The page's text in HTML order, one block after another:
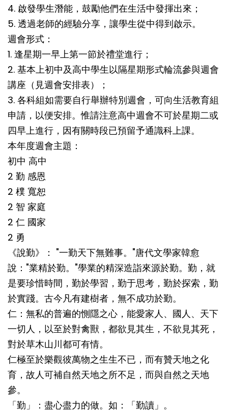
4. 啟發學生潛能，鼓勵他們在生活中發揮出來；
5. 透過老師的經驗分享，讓學生從中得到啟示。
週會形式：
1. 逢星期一早上第一節於禮堂進行；
2. 基本上初中及高中學生以隔星期形式輪流參與週會
講座（見週會安排表）；
3. 各科組如需要自行舉辦特別週會，可向生活教育組
申請，以便安排。惟請注意高中週會不可於星期二或
四早上進行，因有關時段已預留予通識科上課。
本年度週會主題：
初中 高中
2 勤 感恩
2 樸 寬恕
2 智 家庭
2 仁 國家
2 勇
《說勤》： "一勤天下無難事。"唐代文學家韓愈
說："業精於勤。"學業的精深造詣來源於勤。勤，就
是要珍惜時間，勤於學習，勤于思考，勤於探索，勤
於實踐。古今凡有建樹者，無不成功於勤。
仁：無私的普遍的惻隱之心，能愛家人、國人、天下
一切人，以至於對禽獸，都欲見其生，不欲見其死，
對於草木山川都可有情。
仁極至於樂觀彼萬物之生生不已，而有贊天地之化
育，故人可補自然天地之所不足，而與自然之天地
參。
「勤」：盡心盡力的做。如：「勤讀」。